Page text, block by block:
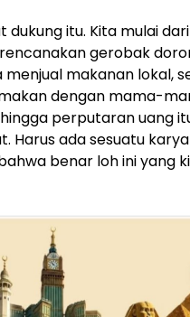
dukung itu. Kita mulai
gerobak
menjual makanan lokal,
dengan mama-
perputaran uang
Harus ada sesuatu
benar loh ini yang